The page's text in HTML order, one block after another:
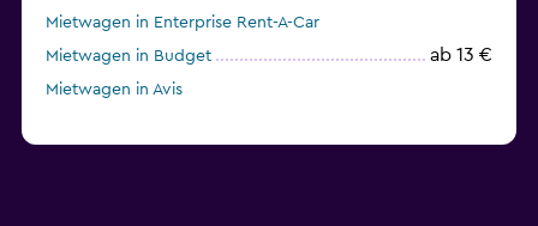
Mietwagen in Enterprise Rent-A-Car
Mietwagen in Budget
ab 13 €
Mietwagen in Avis